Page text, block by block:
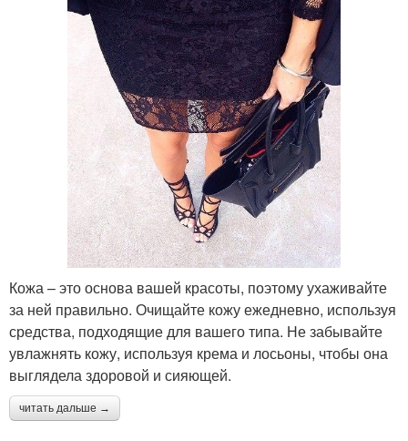
Кожа – это основа вашей красоты, поэтому ухаживайте
за ней правильно. Очищайте кожу ежедневно, используя
средства, подходящие для вашего типа. Не забывайте
увлажнять кожу, используя крема и лосьоны, чтобы она
выглядела здоровой и сияющей.
читать дальше →